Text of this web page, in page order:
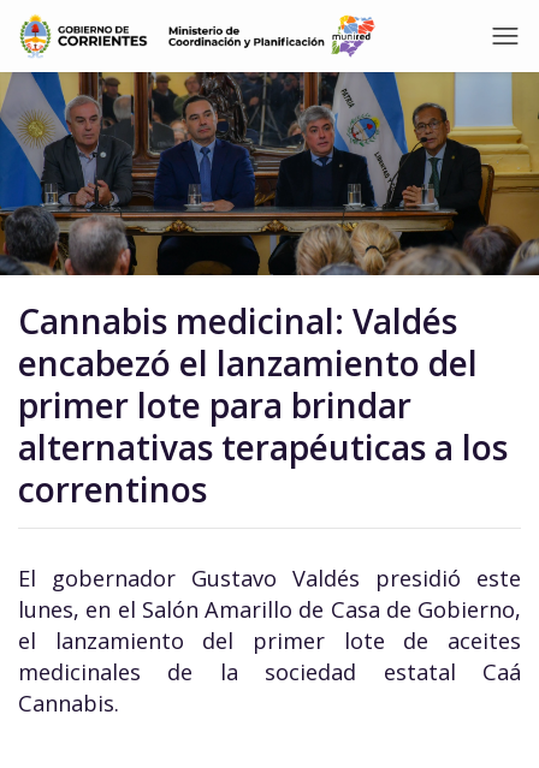
Cannabis medicinal: Valdés
encabezó el lanzamiento del
primer lote para brindar
alternativas terapéuticas a los
correntinos
El gobernador Gustavo Valdés presidió este
lunes, en el Salón Amarillo de Casa de Gobierno,
el lanzamiento del primer lote de aceites
medicinales de la sociedad estatal Caá
Cannabis.